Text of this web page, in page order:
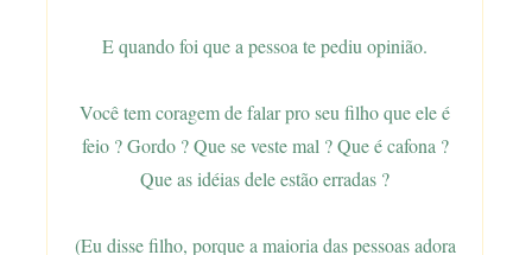
E quando foi que a pessoa te pediu opinião.
Você tem coragem de falar pro seu filho que ele é
feio ? Gordo ? Que se veste mal ? Que é cafona ?
Que as idéias dele estão erradas ?
(Eu disse filho, porque a maioria das pessoas adora